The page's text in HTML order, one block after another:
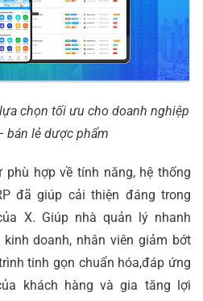
chọn tối ưu cho doanh nghiệp
bán lẻ dược phẩm
hợp về tính năng, hệ thống
đã giúp cải thiện đáng trong
X. Giúp nhà quản lý nhanh
doanh, nhân viên giảm bớt
tinh gọn chuẩn hóa,đáp ứng
khách hàng và gia tăng lợi